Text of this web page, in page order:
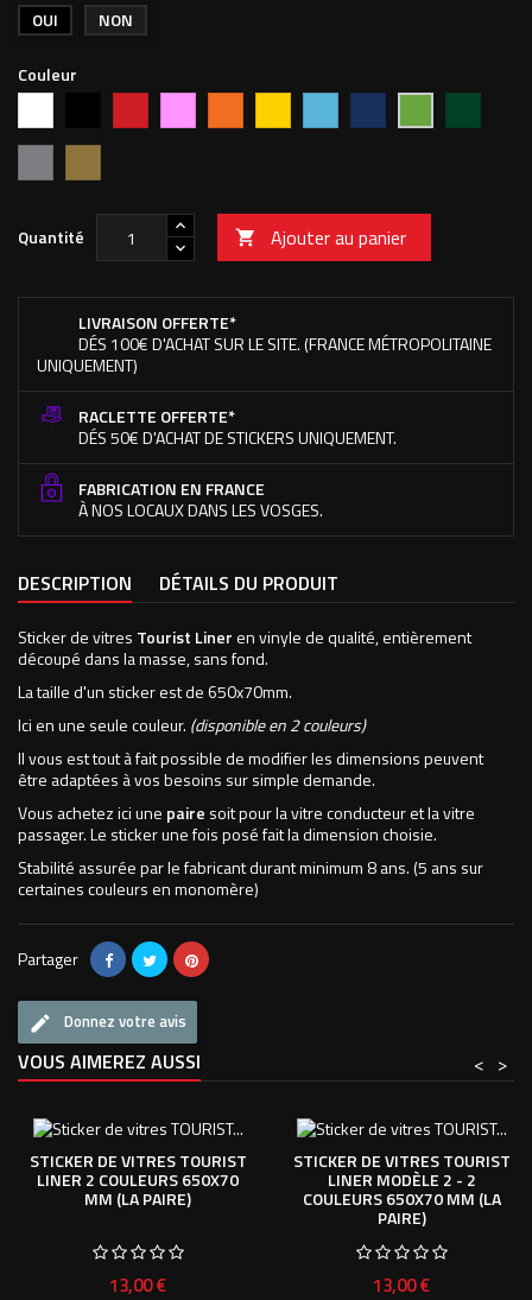
OUI
NON
Couleur
vif
clair
foncé pommeforêt
Quantité  Ajouter au panier
LIVRAISON OFFERTE*
DÉS 100€ D'ACHAT SUR LE SITE. (FRANCE MÉTROPOLITAINE
UNIQUEMENT)
RACLETTE OFFERTE*
DÉS 50€ D'ACHAT DE STICKERS UNIQUEMENT.
FABRICATION EN FRANCE
À NOS LOCAUX DANS LES VOSGES.
DESCRIPTION DÉTAILS DU PRODUIT
Sticker de vitres Tourist Liner en vinyle de qualité, entièrement
découpé dans la masse, sans fond.
La taille d'un sticker est de 650x70mm.
Ici en une seule couleur. (disponible en 2 couleurs)
Il vous est tout à fait possible de modifier les dimensions peuvent
être adaptées à vos besoins sur simple demande.
Vous achetez ici une paire soit pour la vitre conducteur et la vitre
passager. Le sticker une fois posé fait la dimension choisie.
Stabilité assurée par le fabricant durant minimum 8 ans. (5 ans sur
certaines couleurs en monomère)
Partager
Donnez votre avis
VOUS AIMEREZ AUSSI >
<
STICKER DE VITRES TOURIST
LINER 2 COULEURS 650X70
MM (LA PAIRE)
Prix
13,00 €
STICKER DE VITRES TOURIST
LINER MODÈLE 2 - 2
COULEURS 650X70 MM (LA
PAIRE)
Prix
13,00 €